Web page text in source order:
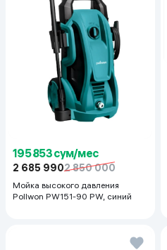
195 853 сум/мес
2 685 9902 850 000
Мойка высокого давления
Pollwon PW151-90 PW, синий